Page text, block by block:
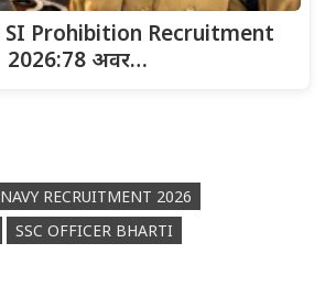
SI Prohibition Recruitment
2026:78 अवर…
RECRUITMENT 2026
SSC OFFICER BHARTI